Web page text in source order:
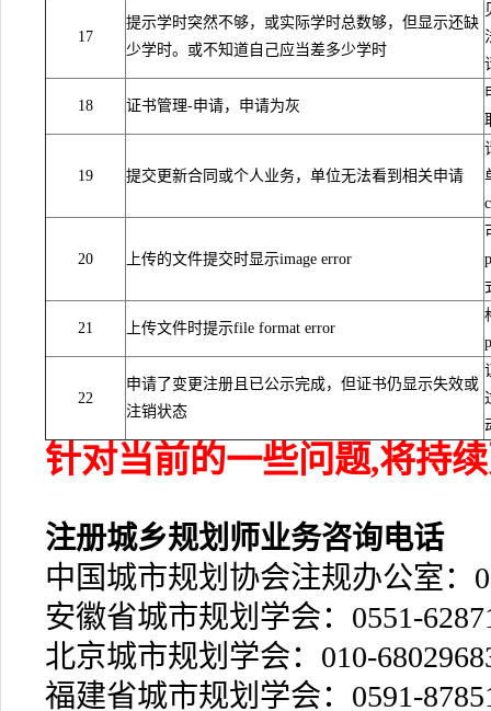
17
提示学时突然不够，或实际学时总数够，但显示还缺
少学时。或不知道自己应当差多少学时
18 证书管理-申请，申请为灰
19 提交更新合同或个人业务，单位无法看到相关申请
20 上传的文件提交时显示image error
21 上传文件时提示file format error
22
申请了变更注册且已公示完成，但证书仍显示失效或
注销状态
针对当前的一些问题,将持
注册城乡规划师业务咨询电话
中国城市规划协会注规办公室：
安徽省城市规划学会：0551-
北京城市规划学会：010-
福建省城市规划学会：0591-